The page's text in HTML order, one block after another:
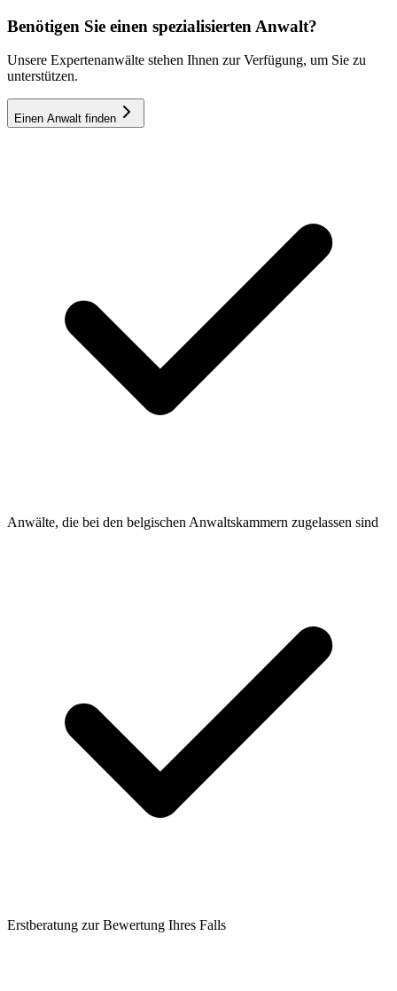
Benötigen Sie einen spezialisierten Anwalt?
Unsere Expertenanwälte stehen Ihnen zur Verfügung, um Sie zu
unterstützen.
Einen Anwalt finden
Anwälte, die bei den belgischen Anwaltskammern zugelassen sind
Erstberatung zur Bewertung Ihres Falls